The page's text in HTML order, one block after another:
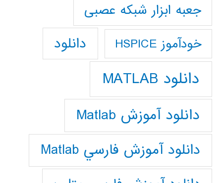
جعبه ابزار شبکه عصبی
خودآموز HSPICE دانلود
دانلود MATLAB
دانلود آموزش Matlab
دانلود آموزش فارسي Matlab